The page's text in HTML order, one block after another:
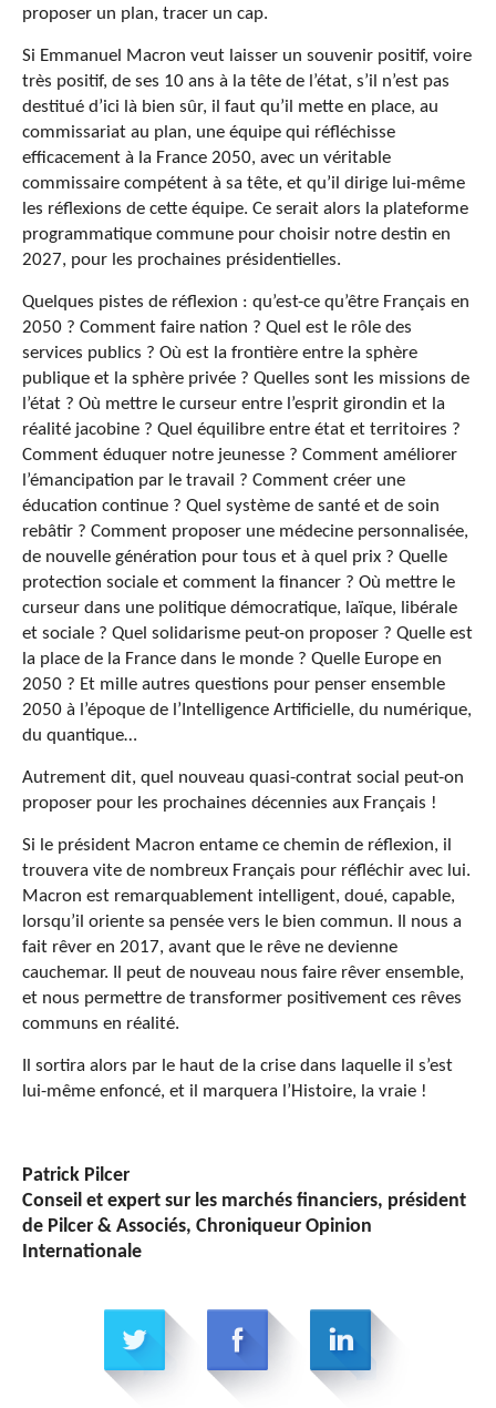
proposer un plan, tracer un cap.
Si Emmanuel Macron veut laisser un souvenir positif, voire
très positif, de ses 10 ans à la tête de l’état, s’il n’est pas
destitué d’ici là bien sûr, il faut qu’il mette en place, au
commissariat au plan, une équipe qui réfléchisse
efficacement à la France 2050, avec un véritable
commissaire compétent à sa tête, et qu’il dirige lui-même
les réflexions de cette équipe. Ce serait alors la plateforme
programmatique commune pour choisir notre destin en
2027, pour les prochaines présidentielles.
Quelques pistes de réflexion : qu’est-ce qu’être Français en
2050 ? Comment faire nation ? Quel est le rôle des
services publics ? Où est la frontière entre la sphère
publique et la sphère privée ? Quelles sont les missions de
l’état ? Où mettre le curseur entre l’esprit girondin et la
réalité jacobine ? Quel équilibre entre état et territoires ?
Comment éduquer notre jeunesse ? Comment améliorer
l’émancipation par le travail ? Comment créer une
éducation continue ? Quel système de santé et de soin
rebâtir ? Comment proposer une médecine personnalisée,
de nouvelle génération pour tous et à quel prix ? Quelle
protection sociale et comment la financer ? Où mettre le
curseur dans une politique démocratique, laïque, libérale
et sociale ? Quel solidarisme peut-on proposer ? Quelle est
la place de la France dans le monde ? Quelle Europe en
2050 ? Et mille autres questions pour penser ensemble
2050 à l’époque de l’Intelligence Artificielle, du numérique,
du quantique…
Autrement dit, quel nouveau quasi-contrat social peut-on
proposer pour les prochaines décennies aux Français !
Si le président Macron entame ce chemin de réflexion, il
trouvera vite de nombreux Français pour réfléchir avec lui.
Macron est remarquablement intelligent, doué, capable,
lorsqu’il oriente sa pensée vers le bien commun. Il nous a
fait rêver en 2017, avant que le rêve ne devienne
cauchemar. Il peut de nouveau nous faire rêver ensemble,
et nous permettre de transformer positivement ces rêves
communs en réalité.
Il sortira alors par le haut de la crise dans laquelle il s’est
lui-même enfoncé, et il marquera l’Histoire, la vraie !
Patrick Pilcer
Conseil et expert sur les marchés financiers, président
de Pilcer & Associés, Chroniqueur Opinion
Internationale